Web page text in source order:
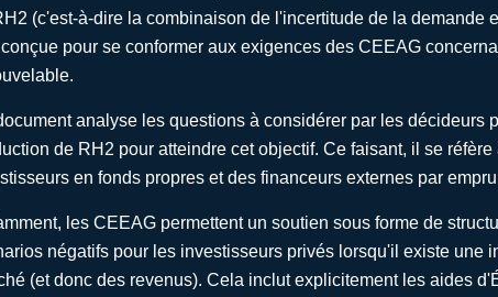
(c'est-à-dire la combinaison de l'incertitude de la
pour se conformer aux exigences des CEEAG
analyse les questions à considérer par les
de RH2 pour atteindre cet objectif. Ce faisant, il se
en fonds propres et des financeurs externes par
les CEEAG permettent un soutien sous forme de
négatifs pour les investisseurs privés lorsqu'il existe une
(et donc des revenus). Cela inclut explicitement les aides